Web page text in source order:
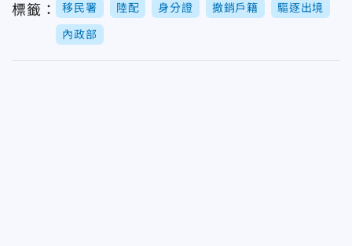
標籤： 移民署 陸配 身分證 撤銷戶籍 驅逐出境
內政部